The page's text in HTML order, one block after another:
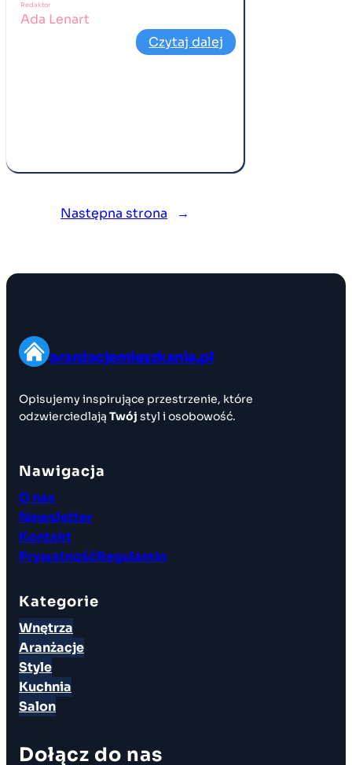
Redaktor
Ada Lenart
Czytaj dalej
Następna strona →
aranżacjemieszkania.pl
Opisujemy inspirujące przestrzenie, które
odzwierciedlają Twój styl i osobowość.
Nawigacja
O nas
Newsletter
Kontakt
PrywatnośćRegulamin
Kategorie
Wnętrza
Aranżacje
Style
Kuchnia
Salon
Dołącz do nas